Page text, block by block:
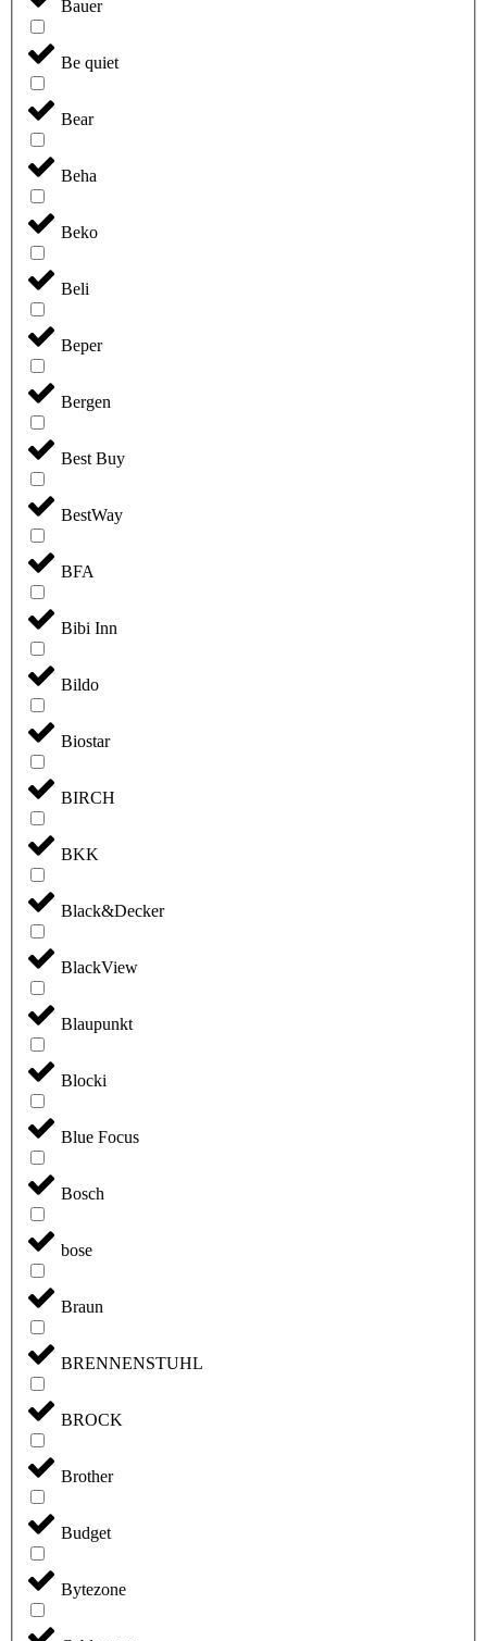
Bauer
Be quiet
Bear
Beha
Beko
Beli
Beper
Bergen
Best Buy
BestWay
BFA
Bibi Inn
Bildo
Biostar
BIRCH
BKK
Black&Decker
BlackView
Blaupunkt
Blocki
Blue Focus
Bosch
bose
Braun
BRENNENSTUHL
BROCK
Brother
Budget
Bytezone